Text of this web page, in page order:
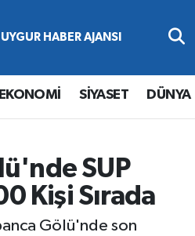
EKONOMİ SİYASET DÜNYA
SUP
Kişi Sırada
Gölü'nde son
ve Fikstür